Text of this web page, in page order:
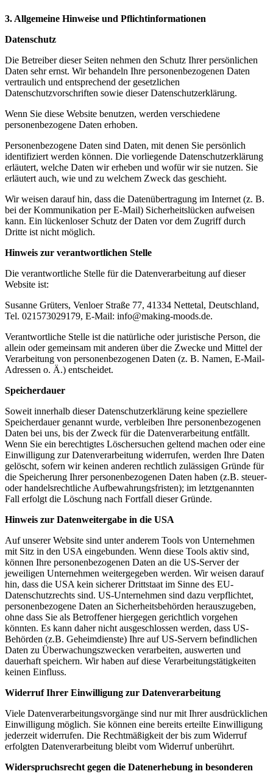
3. Allgemeine Hinweise und Pflichtinformationen
Datenschutz
Die Betreiber dieser Seiten nehmen den Schutz Ihrer persönlichen
Daten sehr ernst. Wir behandeln Ihre personenbezogenen Daten
vertraulich und entsprechend der gesetzlichen
Datenschutzvorschriften sowie dieser Datenschutzerklärung.
Wenn Sie diese Website benutzen, werden verschiedene
personenbezogene Daten erhoben.
Personenbezogene Daten sind Daten, mit denen Sie persönlich
identifiziert werden können. Die vorliegende Datenschutzerklärung
erläutert, welche Daten wir erheben und wofür wir sie nutzen. Sie
erläutert auch, wie und zu welchem Zweck das geschieht.
Wir weisen darauf hin, dass die Datenübertragung im Internet (z. B.
bei der Kommunikation per E-Mail) Sicherheitslücken aufweisen
kann. Ein lückenloser Schutz der Daten vor dem Zugriff durch
Dritte ist nicht möglich.
Hinweis zur verantwortlichen Stelle
Die verantwortliche Stelle für die Datenverarbeitung auf dieser
Website ist:
Susanne Grüters, Venloer Straße 77, 41334 Nettetal, Deutschland,
Tel. 021573029179, E-Mail: info@making-moods.de.
Verantwortliche Stelle ist die natürliche oder juristische Person, die
allein oder gemeinsam mit anderen über die Zwecke und Mittel der
Verarbeitung von personenbezogenen Daten (z. B. Namen, E-Mail-
Adressen o. Ä.) entscheidet.
Speicherdauer
Soweit innerhalb dieser Datenschutzerklärung keine speziellere
Speicherdauer genannt wurde, verbleiben Ihre personenbezogenen
Daten bei uns, bis der Zweck für die Datenverarbeitung entfällt.
Wenn Sie ein berechtigtes Löschersuchen geltend machen oder eine
Einwilligung zur Datenverarbeitung widerrufen, werden Ihre Daten
gelöscht, sofern wir keinen anderen rechtlich zulässigen Gründe für
die Speicherung Ihrer personenbezogenen Daten haben (z.B. steuer-
oder handelsrechtliche Aufbewahrungsfristen); im letztgenannten
Fall erfolgt die Löschung nach Fortfall dieser Gründe.
Hinweis zur Datenweitergabe in die USA
Auf unserer Website sind unter anderem Tools von Unternehmen
mit Sitz in den USA eingebunden. Wenn diese Tools aktiv sind,
können Ihre personenbezogenen Daten an die US-Server der
jeweiligen Unternehmen weitergegeben werden. Wir weisen darauf
hin, dass die USA kein sicherer Drittstaat im Sinne des EU-
Datenschutzrechts sind. US-Unternehmen sind dazu verpflichtet,
personenbezogene Daten an Sicherheitsbehörden herauszugeben,
ohne dass Sie als Betroffener hiergegen gerichtlich vorgehen
könnten. Es kann daher nicht ausgeschlossen werden, dass US-
Behörden (z.B. Geheimdienste) Ihre auf US-Servern befindlichen
Daten zu Überwachungszwecken verarbeiten, auswerten und
dauerhaft speichern. Wir haben auf diese Verarbeitungstätigkeiten
keinen Einfluss.
Widerruf Ihrer Einwilligung zur Datenverarbeitung
Viele Datenverarbeitungsvorgänge sind nur mit Ihrer ausdrücklichen
Einwilligung möglich. Sie können eine bereits erteilte Einwilligung
jederzeit widerrufen. Die Rechtmäßigkeit der bis zum Widerruf
erfolgten Datenverarbeitung bleibt vom Widerruf unberührt.
Widerspruchsrecht gegen die Datenerhebung in besonderen